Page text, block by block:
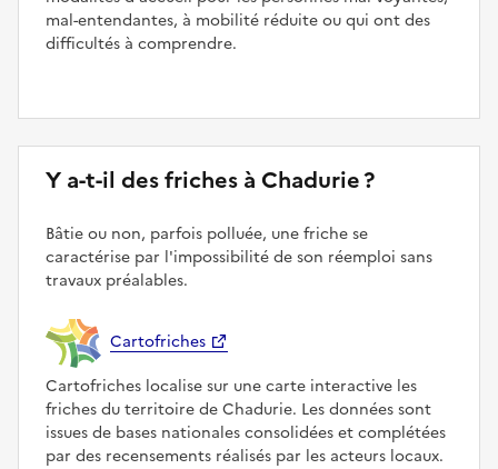
mal-entendantes, à mobilité réduite ou qui ont des
difficultés à comprendre.
Y a-t-il des friches à Chadurie ?
Bâtie ou non, parfois polluée, une friche se
caractérise par l'impossibilité de son réemploi sans
travaux préalables.
Cartofriches
Cartofriches localise sur une carte interactive les
friches du territoire de Chadurie. Les données sont
issues de bases nationales consolidées et complétées
par des recensements réalisés par les acteurs locaux.